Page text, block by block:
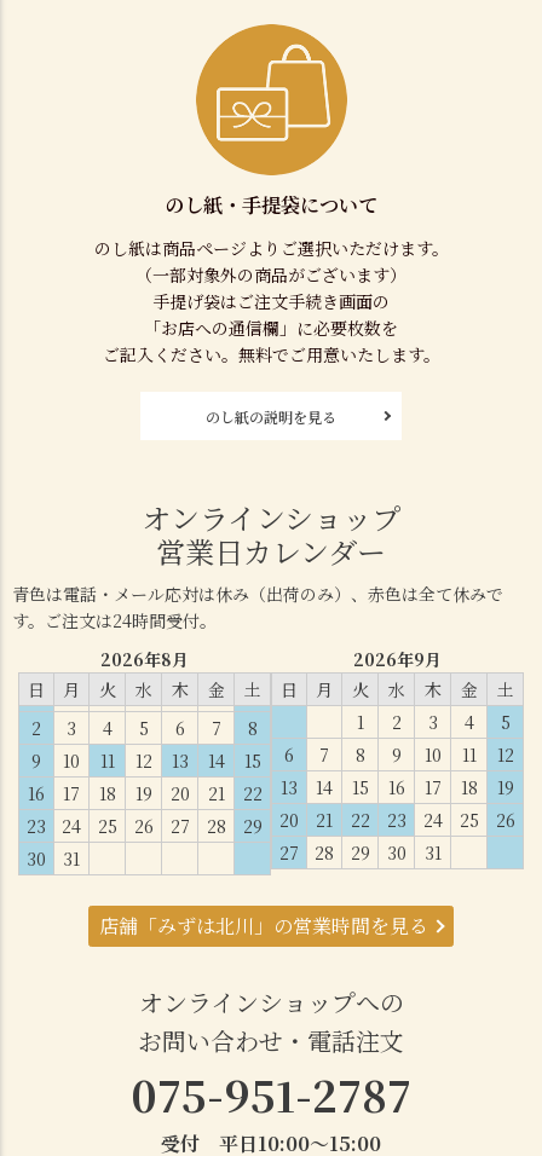
のし紙・手提袋について
のし紙は商品ページよりご選択いただけます。
（一部対象外の商品がございます）
手提げ袋はご注文手続き画面の
「お店への通信欄」に必要枚数を
ご記入ください。無料でご用意いたします。
のし紙の説明を見る
オンラインショップ
営業日カレンダー
青色は電話・メール応対は休み（出荷のみ）、赤色は全て休みで
す。ご注文は24時間受付。
2026年8月
日
月 火 水 木 金
土
2
3 4 5 6 7
8
9
10 11 12 13 14
15
16
17 18 19 20 21
22
23
24 25 26 27 28
29
30
31
2026年9月
日
月 火 水 木 金
土
1
2 3 4
5
6
7 8 9 10 11
12
13
14 15 16 17 18
19
20
21 22 23 24 25
26
27
28 29 30 31
店舗「みずは北川」の営業時間を見る
オンラインショップへの
お問い合わせ・電話注文
075-951-2787
受付 平日10:00～15:00